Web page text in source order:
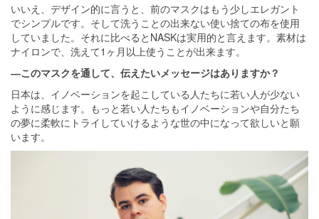
いいえ、デザイン的に言うと、前のマスクはもう少しエレガント
でシンプルです。そして洗うことの出来ない使い捨ての布を使用
していました。それに比べるとNASKは実用的と言えます。素材は
ナイロンで、洗えて1ヶ月以上使うことが出来ます。
―このマスクを通して、伝えたいメッセージはありますか？
日本は、イノベーションを起こしている人たちに若い人が少ない
ように感じます。もっと若い人たちもイノベーションや自分たち
の夢に柔軟にトライしていけるような世の中になって欲しいと願
います。